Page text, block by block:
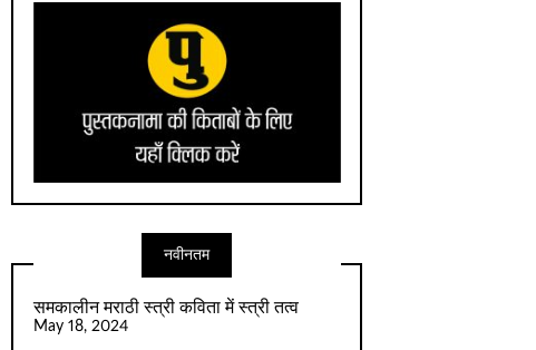
नवीनतम
समकालीन मराठी स्त्री कविता में स्त्री तत्व
May 18, 2024